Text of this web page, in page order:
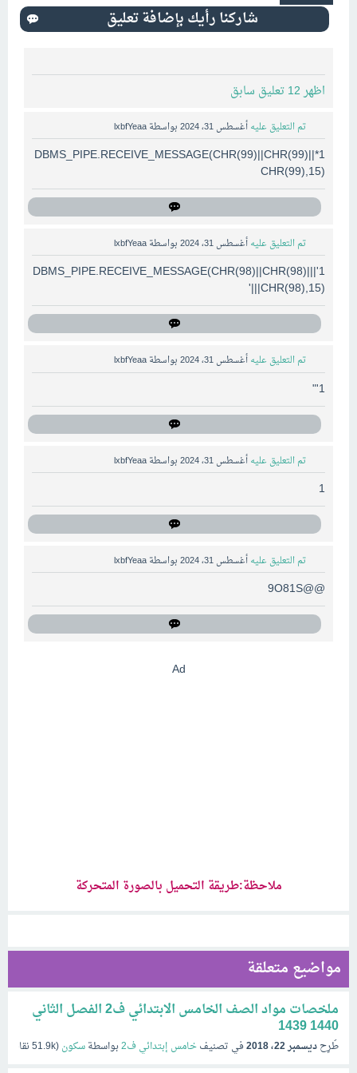
اظهر 12 تعليق سابق
تم التعليق عليه أغسطس 31، 2024 بواسطة lxbfYeaa
1*DBMS_PIPE.RECEIVE_MESSAGE(CHR(99)||CHR(99)||
CHR(99),15)
تم التعليق عليه أغسطس 31، 2024 بواسطة lxbfYeaa
1'||DBMS_PIPE.RECEIVE_MESSAGE(CHR(98)||CHR(98)|
|CHR(98),15)||'
تم التعليق عليه أغسطس 31، 2024 بواسطة lxbfYeaa
1'"
تم التعليق عليه أغسطس 31، 2024 بواسطة lxbfYeaa
1
تم التعليق عليه أغسطس 31، 2024 بواسطة lxbfYeaa
@@9O81S
Ad
ملاحظة:طريقة التحميل بالصورة المتحركة
مواضيع متعلقة
ملخصات مواد الصف الخامس الابتدائي ف2 الفصل الثاني
1440 1439
طُرِحديسمبر 22، 2018 في تصنيفخامس إبتدائي ف2 بواسطةسكون(
51.9kنقاط)